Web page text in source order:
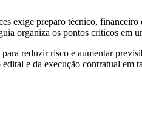
exige preparo técnico,
organiza os pontos críticos
reduzir risco e aumentar
e da execução contratual em